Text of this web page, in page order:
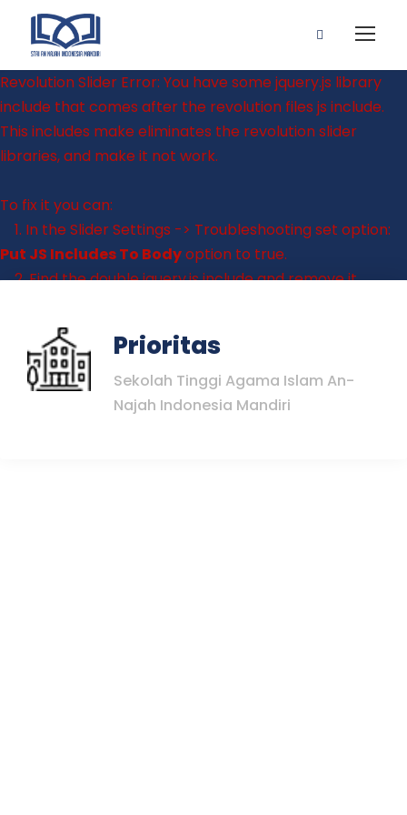
Revolution Slider Error: You have some jquery.js library
include that comes after the revolution files js include.
This includes make eliminates the revolution slider
libraries, and make it not work.
To fix it you can:
1. In the Slider Settings -> Troubleshooting set option:
Put JS Includes To Bodyoption to true.
2. Find the double jquery.js include and remove it.
Prioritas
Sekolah Tinggi Agama Islam An-
Najah Indonesia Mandiri